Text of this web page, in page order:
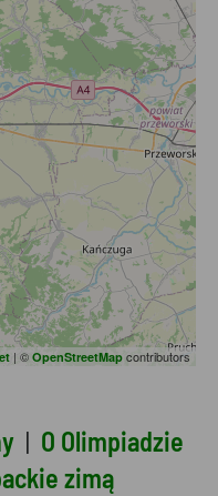
| © OpenStreetMap contributors
| O Olimpiadzie
zimą